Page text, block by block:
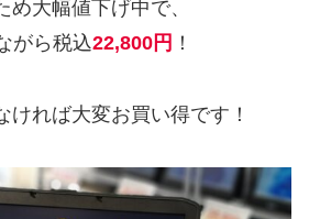
大幅値下げ中で、
がら税込22,800円 ！
ければ大変お買い得です！